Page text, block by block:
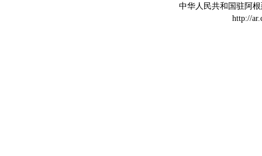
中华人民共和国驻阿
http://